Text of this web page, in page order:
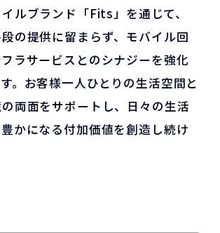
ルブランド「Fits」を通じて、
の提供に留まらず、モバイル回
ラサービスとのシナジーを強化
。お客様一人ひとりの生活空間と
両面をサポートし、日々の生活
かになる付加価値を創造し続け